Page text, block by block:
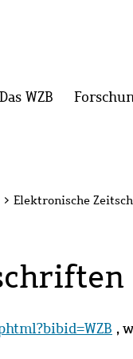
Hauptmenü
Das WZB Menü
> Elektronische
,